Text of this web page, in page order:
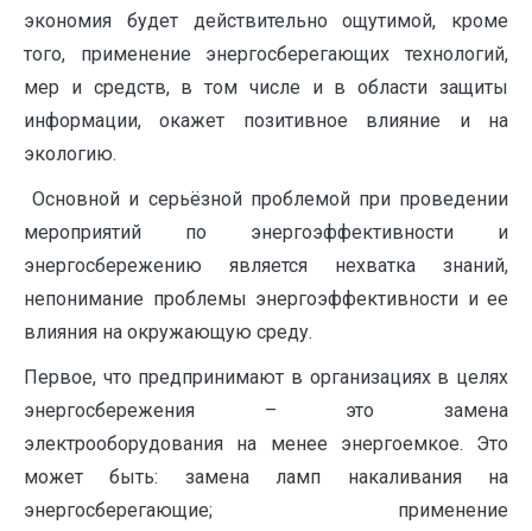
экономия будет действительно ощутимой, кроме
того, применение энергосберегающих технологий,
мер и средств, в том числе и в области защиты
информации, окажет позитивное влияние и на
экологию.
Основной и серьёзной проблемой при проведении
мероприятий по энергоэффективности и
энергосбережению является нехватка знаний,
непонимание проблемы энергоэффективности и ее
влияния на окружающую среду.
Первое, что предпринимают в организациях в целях
энергосбережения – это замена
электрооборудования на менее энергоемкое. Это
может быть: замена ламп накаливания на
энергосберегающие; применение